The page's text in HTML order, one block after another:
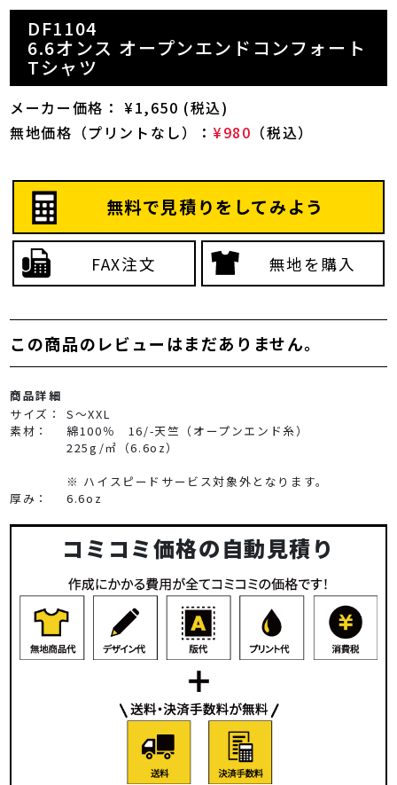
DF1104
6.6オンス オープンエンドコンフォート
Tシャツ
メーカー価格： ¥1,650 (税込)
無地価格（プリントなし）： ¥980 （税込）
無料で見積りをしてみよう
FAX注文 無地を購入
この商品のレビューはまだありません。
商品詳細
サイズ：
S～XXL
素材：
綿100％ 16/-天竺（オープンエンド糸）
225g/㎡（6.6oz）
※ ハイスピードサービス対象外となります。
厚み：
6.6oz
コミコミ価格の自動見積り